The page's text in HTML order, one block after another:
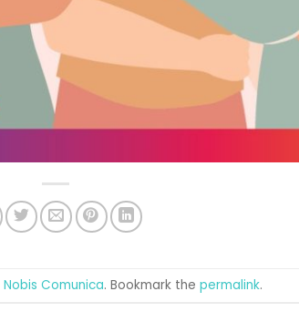
Nobis Comunica. Bookmark the permalink.